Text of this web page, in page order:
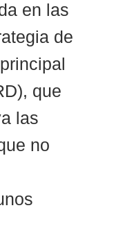
en las
de
que
las
no